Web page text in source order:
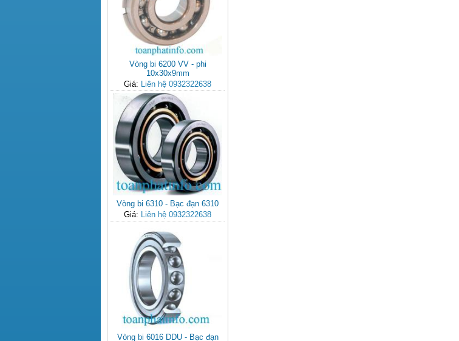
Vòng bi 6200 VV - phi
10x30x9mm
Giá: Liên hệ 0932322638
Vòng bi 6310 - Bạc đạn 6310
Giá: Liên hệ 0932322638
Vòng bi 6016 DDU - Bạc đạn